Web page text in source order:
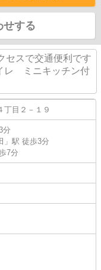
せする
セスで交通便利です
ミニキッチン付
丁目２－１９
分
」駅 徒歩3分
7分